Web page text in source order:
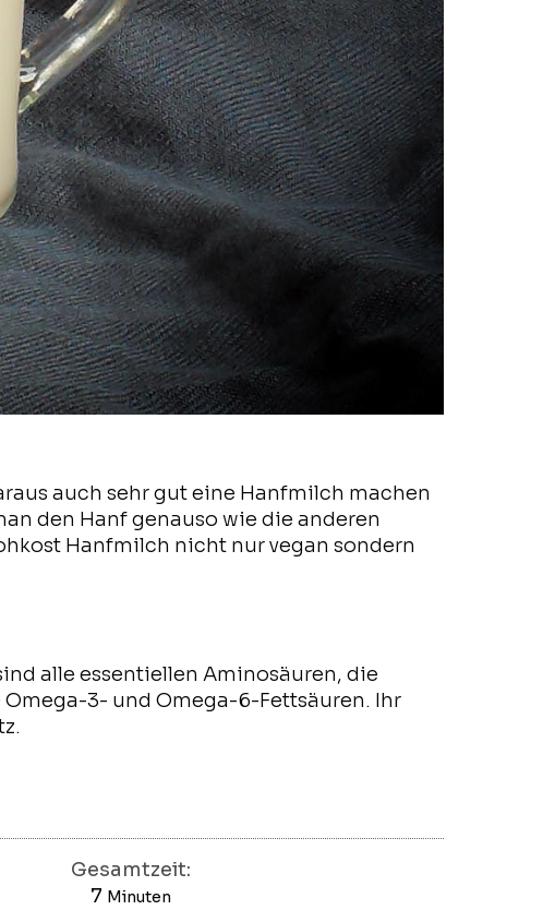
auch sehr gut eine Hanfmilch machen
den Hanf genauso wie die anderen
Hanfmilch nicht nur vegan sondern
alle essentiellen Aminosäuren, die
Omega-3- und Omega-6-Fettsäuren. Ihr
Gesamtzeit:
7Minuten
Minuten